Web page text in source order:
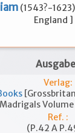
(1543?-
England ]
Ausgabe
Verlag:
Madrigals Volume
Ref. :
(P.42 A